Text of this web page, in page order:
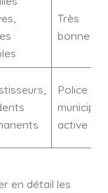
Très
bonne
Police
active
en détail les